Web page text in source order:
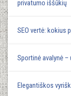
privatumo iššūkių
SEO vertė: kokius
Sportinė avalynė –
Elegantiškos